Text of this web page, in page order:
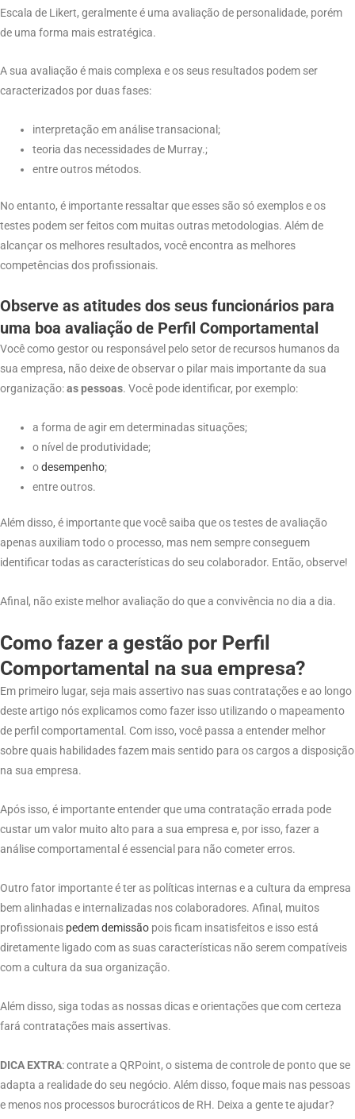
Escala de Likert, geralmente é uma avaliação de personalidade, porém
de uma forma mais estratégica.
A sua avaliação é mais complexa e os seus resultados podem ser
caracterizados por duas fases:
interpretação em análise transacional;
teoria das necessidades de Murray.;
entre outros métodos.
No entanto, é importante ressaltar que esses são só exemplos e os
testes podem ser feitos com muitas outras metodologias. Além de
alcançar os melhores resultados, você encontra as melhores
competências dos profissionais.
Observe as atitudes dos seus funcionários para
uma boa avaliação de Perfil Comportamental
Você como gestor ou responsável pelo setor de recursos humanos da
sua empresa, não deixe de observar o pilar mais importante da sua
organização:as pessoas. Você pode identificar, por exemplo:
a forma de agir em determinadas situações;
o nível de produtividade;
odesempenho;
entre outros.
Além disso, é importante que você saiba que os testes de avaliação
apenas auxiliam todo o processo, mas nem sempre conseguem
identificar todas as características do seu colaborador. Então, observe!
Afinal, não existe melhor avaliação do que a convivência no dia a dia.
Como fazer a gestão por Perfil
Comportamental na sua empresa?
Em primeiro lugar, seja mais assertivo nas suas contratações e ao longo
deste artigo nós explicamos como fazer isso utilizando o mapeamento
de perfil comportamental. Com isso, você passa a entender melhor
sobre quais habilidades fazem mais sentido para os cargos a disposição
na sua empresa.
Após isso, é importante entender que uma contratação errada pode
custar um valor muito alto para a sua empresa e, por isso, fazer a
análise comportamental é essencial para não cometer erros.
Outro fator importante é ter as políticas internas e a cultura da empresa
bem alinhadas e internalizadas nos colaboradores. Afinal, muitos
profissionais pedem demissão pois ficam insatisfeitos e isso está
diretamente ligado com as suas características não serem compatíveis
com a cultura da sua organização.
Além disso, siga todas as nossas dicas e orientações que com certeza
fará contratações mais assertivas.
DICA EXTRA: contrate a QRPoint, o sistema de controle de ponto que se
adapta a realidade do seu negócio. Além disso, foque mais nas pessoas
e menos nos processos burocráticos de RH. Deixa a gente te ajudar?